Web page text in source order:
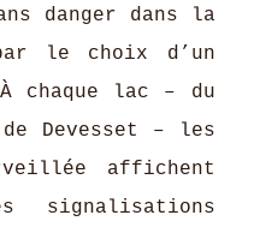
danger dans la
par le choix d’un
chaque lac – du
Devesset – les
affichent
signalisations